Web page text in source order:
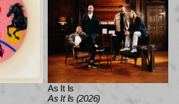
As It Is
As It Is (2026)